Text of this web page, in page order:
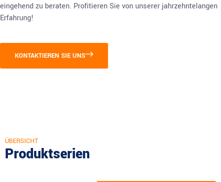
eingehend zu beraten. Profitieren Sie von unserer jahrzehntelangen
Erfahrung!
KONTAKTIEREN SIE UNS
ÜBERSICHT
Produktserien